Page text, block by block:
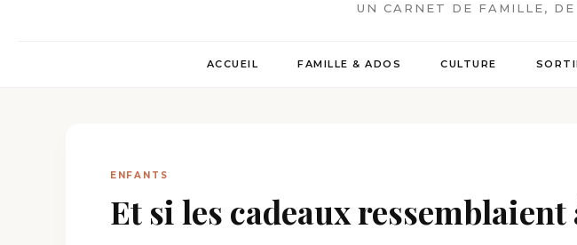
UN CARNET DE FAMILLE,
ACCUEIL FAMILLE & ADOS CULTURE
ENFANTS
Et si les cadeaux ressemblaient